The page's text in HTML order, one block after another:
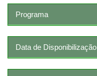
Programa
Data de Disponibilização